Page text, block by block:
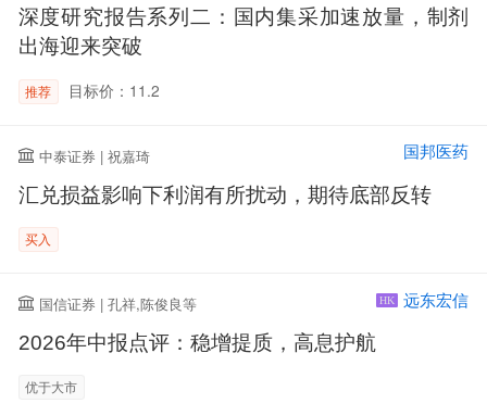
深度研究报告系列二：国内集采加速放量，制剂
出海迎来突破
推荐 目标价：11.2
中泰证券 | 祝嘉琦 国邦医药
汇兑损益影响下利润有所扰动，期待底部反转
买入
国信证券 | 孔祥,陈俊良等 HK 远东宏信
2026年中报点评：稳增提质，高息护航
优于大市